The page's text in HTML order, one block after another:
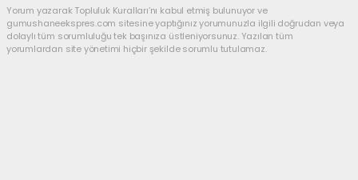
Yorum yazarak Topluluk Kuralları’nı kabul etmiş bulunuyor ve
gumushaneekspres.com sitesine yaptığınız yorumunuzla ilgili doğrudan veya
dolaylı tüm sorumluluğu tek başınıza üstleniyorsunuz. Yazılan tüm
yorumlardan site yönetimi hiçbir şekilde sorumlu tutulamaz.